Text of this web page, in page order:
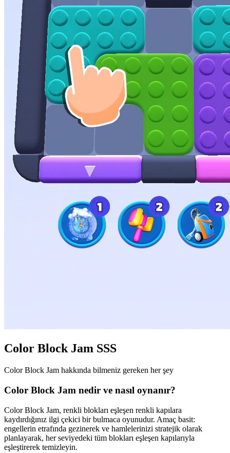
Color Block Jam SSS
Color Block Jam hakkında bilmeniz gereken her şey
Color Block Jam nedir ve nasıl oynanır?
Color Block Jam, renkli blokları eşleşen renkli kapılara
kaydırdığınız ilgi çekici bir bulmaca oyunudur. Amaç basit:
engellerin etrafında gezinerek ve hamlelerinizi stratejik olarak
planlayarak, her seviyedeki tüm blokları eşleşen kapılarıyla
eşleştirerek temizleyin.